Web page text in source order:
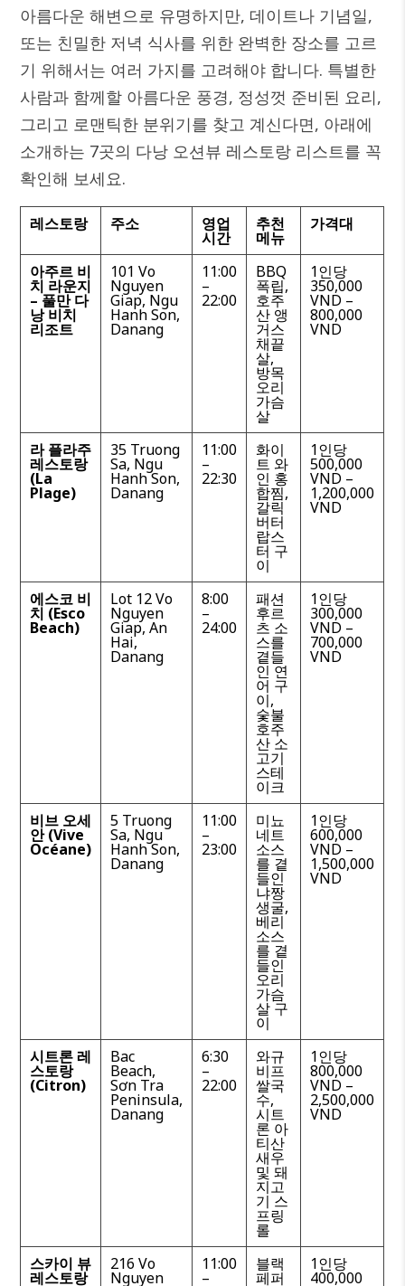
아름다운 해변으로 유명하지만, 데이트나 기념일,
또는 친밀한 저녁 식사를 위한 완벽한 장소를 고르
기 위해서는 여러 가지를 고려해야 합니다. 특별한
사람과 함께할 아름다운 풍경, 정성껏 준비된 요리,
그리고 로맨틱한 분위기를 찾고 계신다면, 아래에
소개하는 7곳의 다낭 오션뷰 레스토랑 리스트를 꼭
확인해 보세요.
레스토랑 주소 영업
시간
추천
메뉴
가격대
아주르 비
치 라운지
– 풀만 다
낭 비치
리조트
101 Vo
Nguyen
Giap, Ngu
Hanh Son,
Danang
11:00
–
22:00
BBQ
폭립,
호주
산 앵
거스
채끝
살,
방목
오리
가슴
살
1인당
350,000
VND –
800,000
VND
라 플라주
레스토랑
(La
Plage)
35 Truong
Sa, Ngu
Hanh Son,
Danang
11:00
–
22:30
화이
트 와
인 홍
합찜,
갈릭
버터
랍스
터 구
이
1인당
500,000
VND –
1,200,000
VND
에스코 비
치 (Esco
Beach)
Lot 12 Vo
Nguyen
Giap, An
Hai,
Danang
8:00
–
24:00
패션
후르
츠 소
스를
곁들
인 연
어 구
이,
숯불
호주
산 소
고기
스테
이크
1인당
300,000
VND –
700,000
VND
비브 오세
안 (Vive
Océane)
5 Truong
Sa, Ngu
Hanh Son,
Danang
11:00
–
23:00
미뇨
네트
소스
를 곁
들인
냐짱
생굴,
베리
소스
를 곁
들인
오리
가슴
살 구
이
1인당
600,000
VND –
1,500,000
VND
시트론 레
스토랑
(Citron)
Bac
Beach,
Sơn Tra
Peninsula,
Danang
6:30
–
22:00
와규
비프
쌀국
수,
시트
론 아
티산
새우
및 돼
지고
기 스
프링
롤
1인당
800,000
VND –
2,500,000
VND
스카이 뷰
레스토랑
216 Vo
Nguyen
11:00
–
블랙
페퍼
1인당
400,000